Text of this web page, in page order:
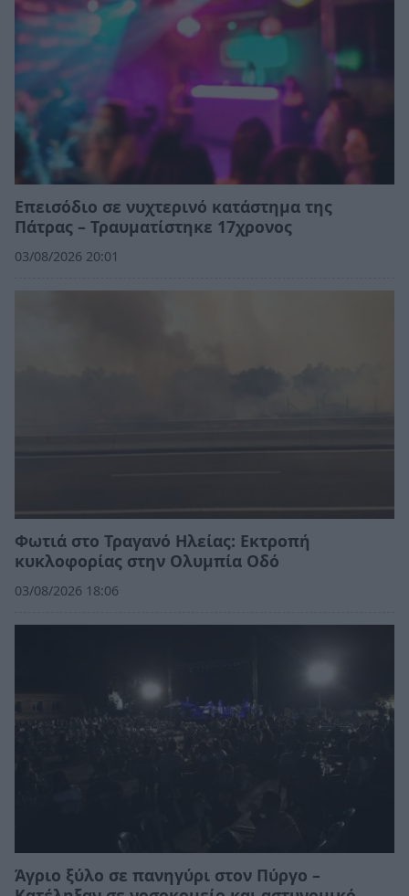
Επεισόδιο σε νυχτερινό κατάστημα της
Πάτρας – Τραυματίστηκε 17χρονος
03/08/2026 20:01
Φωτιά στο Τραγανό Ηλείας: Εκτροπή
κυκλοφορίας στην Ολυμπία Οδό
03/08/2026 18:06
Άγριο ξύλο σε πανηγύρι στον Πύργο –